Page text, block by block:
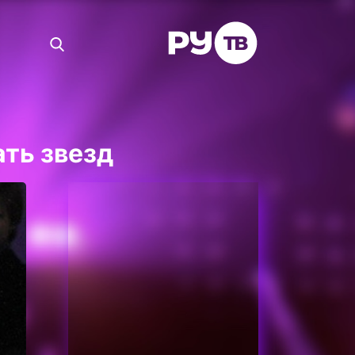
звезд